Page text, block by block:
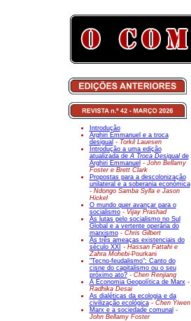
Introdução
Arghiri Emmanuel e a troca
desigual - Torkil Lauesen
Introdução a uma edição
atualizada deA Troca Desigualde
Arghiri Emmanuel - John Bellamy
Foster e Brett Clark
Propostas para a descolonização
unilateral e a soberania económica
- Ndongo Samba Sylla e Jason
Hickel
O mundo quer avançar para o
socialismo- Vijay Prashad
As lutas pelo socialismo no Sul
Global e a vertente operária do
marxismo- Chris Gilbert
As três ameaças existenciais do
século XXI - Hassan Fattahi e
Zahra Mohebi-Pourkani
"Tecno-feudalismo": Canto do
cisne do capitalismo ou o seu
próximo ato? - Chen Renjiang
A Economia Geopolítica de Marx-
Radhika Desai
As dialéticas da ecologia e da
civilização ecológica - Chen Yiwen
Marx e a sociedade comunal -
John Bellamy Foster